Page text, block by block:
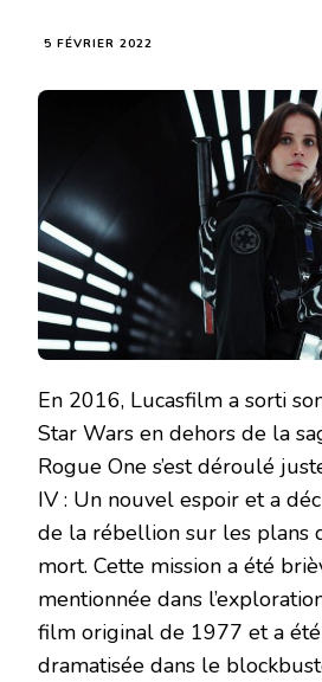
5 FÉVRIER 2022
En 2016, Lucasfilm a sorti
Star Wars en dehors de la
Rogue One s’est déroulé
IV : Un nouvel espoir et a
de la rébellion sur les plans
mort. Cette mission a été
mentionnée dans
film original de 1977 et a
dramatisée dans le